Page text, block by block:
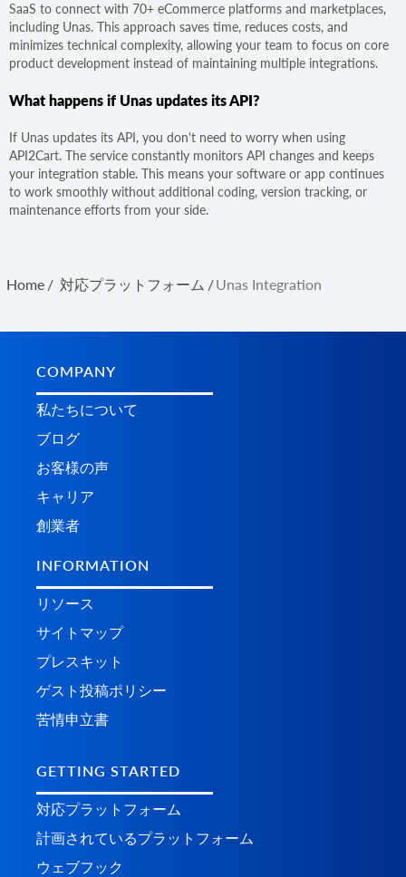
SaaS to connect with 70+ eCommerce platforms and marketplaces,
including Unas. This approach saves time, reduces costs, and
minimizes technical complexity, allowing your team to focus on core
product development instead of maintaining multiple integrations.
What happens if Unas updates its API?
If Unas updates its API, you don't need to worry when using
API2Cart. The service constantly monitors API changes and keeps
your integration stable. This means your software or app continues
to work smoothly without additional coding, version tracking, or
maintenance efforts from your side.
Home / 対応プラットフォーム /Unas Integration
COMPANY
私たちについて
ブログ
お客様の声
キャリア
創業者
INFORMATION
リソース
サイトマップ
プレスキット
ゲスト投稿ポリシー
苦情申立書
GETTING STARTED
対応プラットフォーム
計画されているプラ​​ットフォーム
ウェブフック